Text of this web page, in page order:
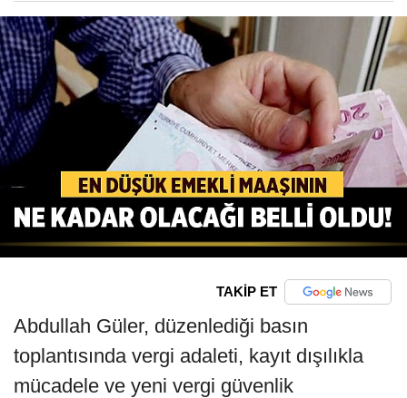
TAKİP ET
Abdullah Güler, düzenlediği basın
toplantısında vergi adaleti, kayıt dışılıkla
mücadele ve yeni vergi güvenlik